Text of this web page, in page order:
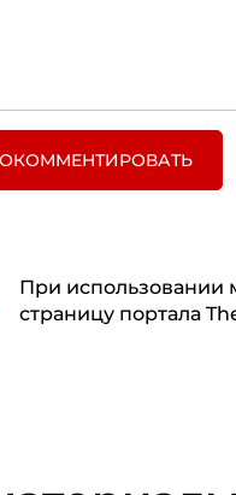
При использовании
страницу портала